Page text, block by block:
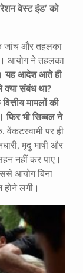
वेस्ट इंड’को
जांच और तहलका
आयोग ने तहलका
यह आदेश आते ही
क्या संबंध था?
मामलों की
फिर भी सिब्बल ने
वेंकटस्वामी पर ही
मृदु भाषी और
नहीं कर पाए।
आयोग बिना
होने लगी।